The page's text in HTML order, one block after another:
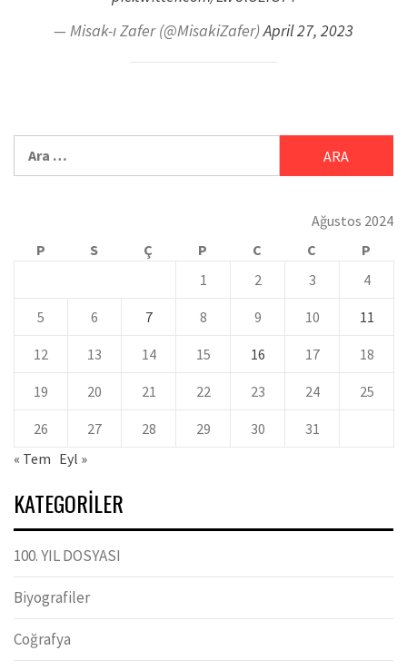
— Misak-ı Zafer (@MisakiZafer)April 27, 2023
Ağustos 2024
P
S Ç P C C
P
1
2 3 4
5 6 7 8 9 10 11
12 13 14 15 16 17 18
19 20 21 22 23 24 25
26 27 28 29 30
31
« Tem Eyl »
KATEGORILER
100. YIL DOSYASI
Biyografiler
Coğrafya